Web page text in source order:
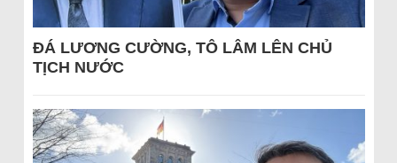
ĐÁ LƯƠNG CƯỜNG, TÔ LÂM LÊN CHỦ
TỊCH NƯỚC